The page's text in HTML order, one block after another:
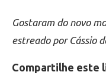
Gostaram do novo
estreado por Cássio
Compartilhe este